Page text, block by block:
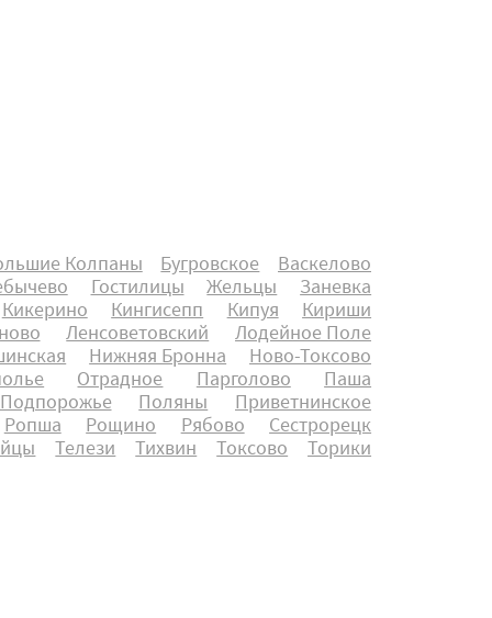
Колпаны Бугровское
Васкелово
Гостилицы Жельцы
Заневка
Кикерино
Кингисепп Кипуя
Кириши
Ленсоветовский
Лодейное Поле
Нижняя Бронна
Ново-Токсово
Отрадное Парголово
Паша
Подпорожье
Поляны
Приветнинское
Ропша
Рощино Рябово
Сестрорецк
Телези Тихвин Токсово Торики